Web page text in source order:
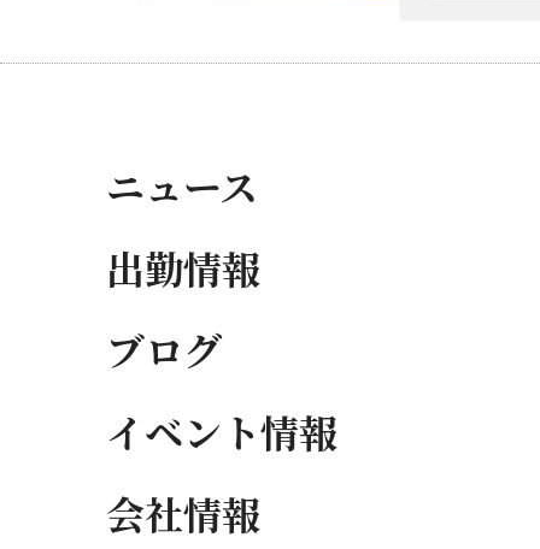
ニュース
出勤情報
ブログ
イベント情報
会社情報